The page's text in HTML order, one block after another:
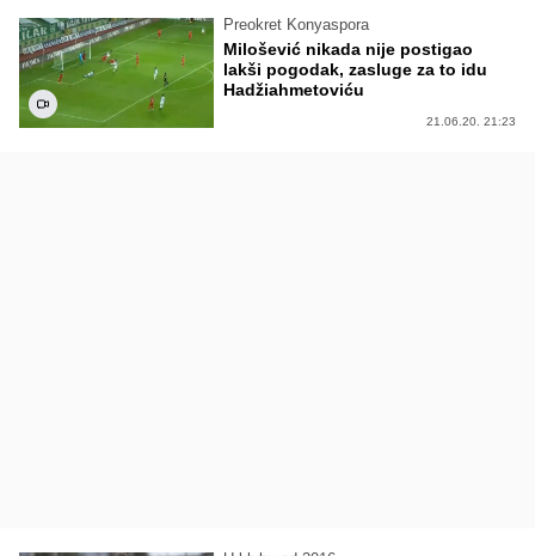
Preokret Konyaspora
Milošević nikada nije postigao
lakši pogodak, zasluge za to idu
Hadžiahmetoviću
21.06.20. 21:23